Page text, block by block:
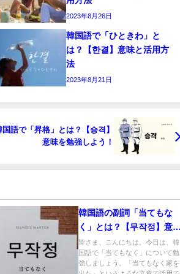
2023年8月26日
韓国語で「ひときわ」と
は？【한결】意味と活用方
法
2023年8月21日
国語で「昇格」とは？【승격】
意味を勉強しよう！
韓国語の副詞「当てもな
く」とは？【무작정】意味
を勉強しよう！
皆さま、こんにちは。今日は、韓
国語で「当てもなく」について勉
強しましょう。「当てもなく家を